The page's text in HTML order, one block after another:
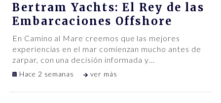
Bertram Yachts: El Rey de las
Embarcaciones Offshore
En Camino al Mare creemos que las mejores
experiencias en el mar comienzan mucho antes de
zarpar, con una decisión informada y…
Hace 2 semanas ver más